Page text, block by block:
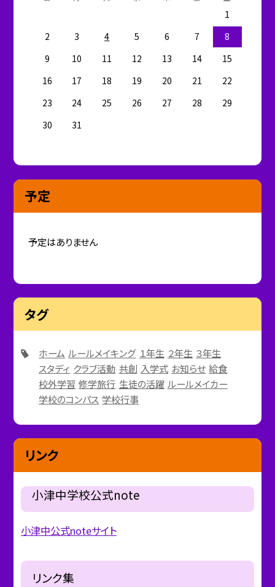
1
2
3 4 5 6 7
8
9
10 11 12 13 14
15
16
17 18 19 20 21
22
23
24 25 26 27 28
29
30
31
予定
予定はありません
タグ
ホーム ルールメイキング １年生 ２年生 ３年生
スタディ クラブ活動 共創 入学式 お知らせ 給食
校外学習 修学旅行 生徒の活躍 ルールメイカー
学校のコンパス 学校行事
リンク
小津中学校公式note
小津中公式noteサイト
リンク集